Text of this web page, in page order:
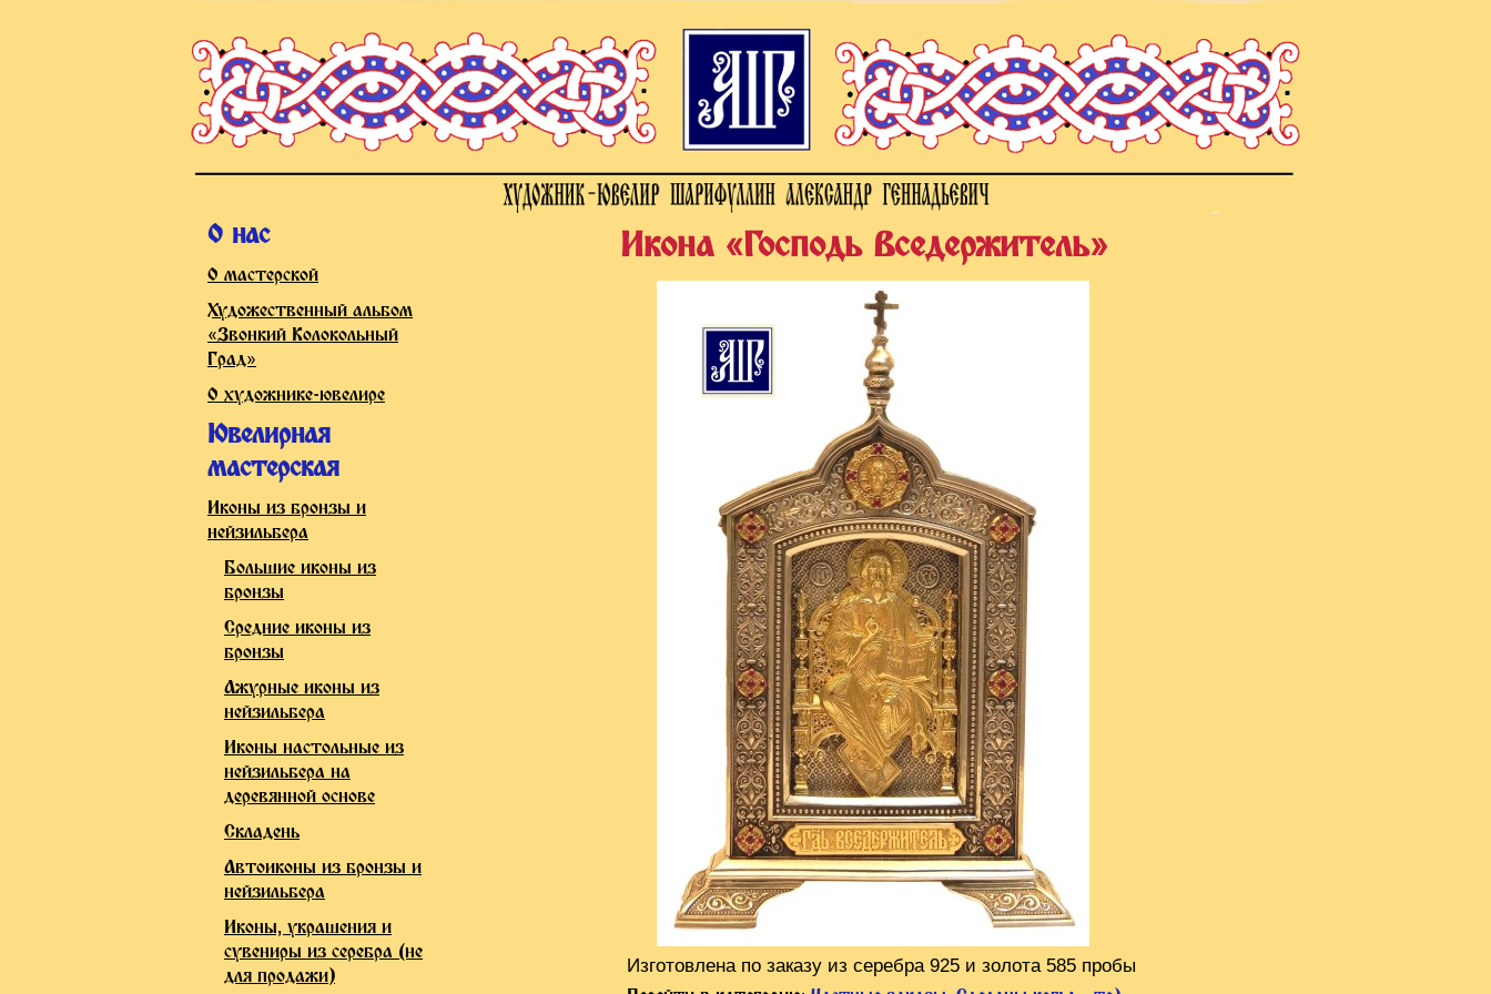
О нас
О мастерской
Художественный альбом
«Звонкий Колокольный
Град»
О художнике-ювелире
Ювелирная
мастерская
Иконы из бронзы и
нейзильбера
Большие иконы из
бронзы
Средние иконы из
бронзы
Ажурные иконы из
нейзильбера
Иконы настольные из
нейзильбера на
деревянной основе
Складень
Автоиконы из бронзы и
нейзильбера
Иконы, украшения и
сувениры из серебра (не
для продажи)
Икона «Господь Вседержитель»
Изготовлена по заказу из серебра 925 и золота 585 пробы